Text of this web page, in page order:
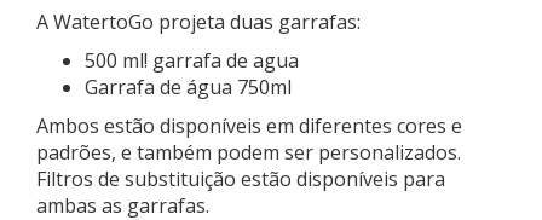
A WatertoGo projeta duas garrafas:
500 ml! garrafa de agua
Garrafa de água 750ml
Ambos estão disponíveis em diferentes cores e
padrões, e também podem ser personalizados.
Filtros de substituição estão disponíveis para
ambas as garrafas.